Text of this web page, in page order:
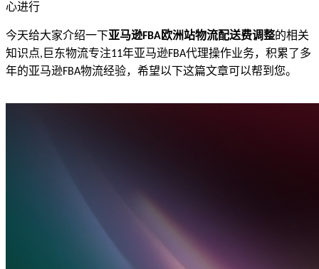
心进行
今天给大家介绍一下亚马逊FBA欧洲站物流配送费调整的相关
知识点, 巨东物流专注11年亚马逊FBA代理操作业务，积累了多
年的亚马逊FBA物流经验，希望以下这篇文章可以帮到您。